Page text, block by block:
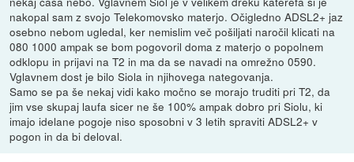
nakopal sam z svojo Telekomovsko materjo. Očigledno ADSL2+ jaz
osebno nebom ugledal, ker nemislim več pošiljati naročil klicati na
080 1000 ampak se bom pogovoril doma z materjo o popolnem
odklopu in prijavi na T2 in ma da se navadi na omrežno 0590.
Vglavnem dost je bilo Siola in njihovega nategovanja.
Samo se pa še nekaj vidi kako močno se morajo truditi pri T2, da
jim vse skupaj laufa sicer ne še 100% ampak dobro pri Siolu, ki
imajo idelane pogoje niso sposobni v 3 letih spraviti ADSL2+ v
pogon in da bi deloval.